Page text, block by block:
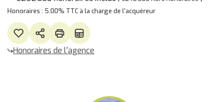
Honoraires : 5.00% TTC à la charge de l'acquéreur
Honoraires de l'agence